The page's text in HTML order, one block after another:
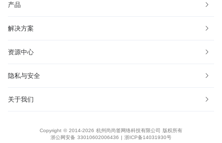
产品
解决方案
资源中心
隐私与安全
关于我们
Copyright © 2014-2026 杭州尚尚签网络科技有限公司 版权所有
浙公网安备 33010602006436 | 浙ICP备14031930号